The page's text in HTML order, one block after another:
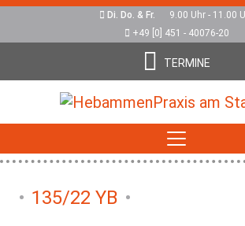
Di. Do. & Fr. 9.00 Uhr - 11.00
+49 [0] 451 - 40076-20
TERMINE
135/22 YB